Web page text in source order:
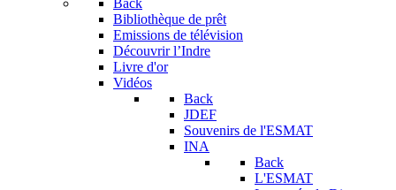
Back
Bibliothèque de prêt
Emissions de télévision
Découvrir l’Indre
Livre d'or
Vidéos
Back
JDEF
Souvenirs de l'ESMAT
INA
Back
L'ESMAT